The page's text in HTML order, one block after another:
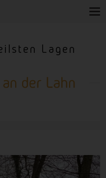
T
Lagen